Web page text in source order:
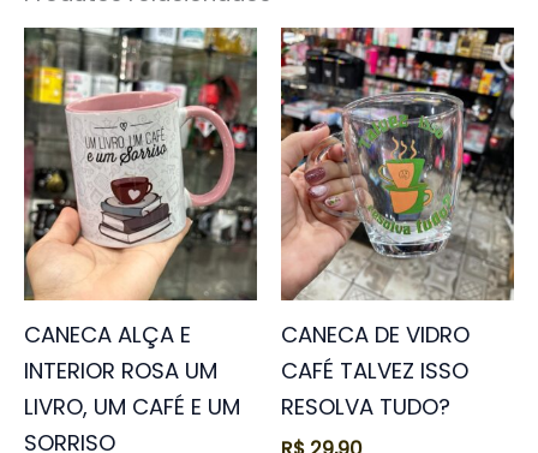
CANECA ALÇA E
INTERIOR ROSA UM
LIVRO, UM CAFÉ E UM
SORRISO
CANECA DE VIDRO
CAFÉ TALVEZ ISSO
RESOLVA TUDO?